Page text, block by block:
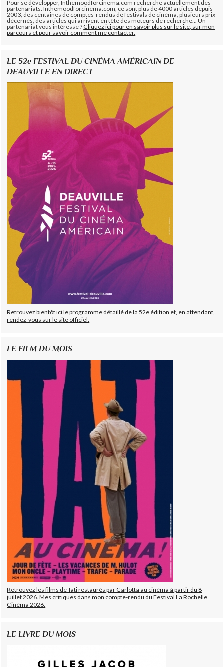
Pour se développer, Inthemoodforcinema.com recherche actuellement des
partenariats. Inthemoodforcinema.com, ce sont plus de 4000 articles depuis
2003, des centaines de comptes-rendus de festivals de cinéma, plusieurs prix
décernés, des articles qui arrivent en tête des moteurs de recherche... Un
partenariat vous intéresse ?Cliquez ici pour en savoir plus sur le site, sur mon
parcours et pour savoir comment me contacter.
LE 52e FESTIVAL DU CINÉMA AMÉRICAIN DE
DEAUVILLE EN DIRECT
Retrouvez bientôt ici le programme détaillé de la 52e édition et, en attendant,
rendez-vous sur le site officiel.
LE FILM DU MOIS
Retrouvez les films de Tati restaurés par Carlotta au cinéma à partir du 8
juillet 2026. Mes critiques dans mon compte-rendu du Festival La Rochelle
Cinéma 2026.
LE LIVRE DU MOIS